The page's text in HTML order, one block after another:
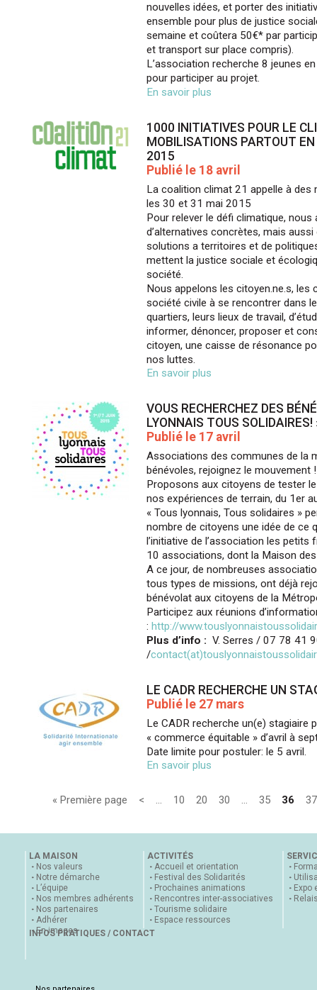
nouvelles idées, et porter des
ensemble pour plus de justice
semaine et coûtera 50€* par
et transport sur place compris).
L’association recherche 8 jeunes
pour participer au projet.
En savoir plus
1000 INITIATIVES POUR LE
MOBILISATIONS PARTOUT
2015
Publié le 18 avril
La coalition climat 21 appelle à
les 30 et 31 mai 2015
Pour relever le défi climatique, nous
d’alternatives concrètes, mais aussi
solutions a territoires et de
mettent la justice sociale et
société.
Nous appelons les citoyen.ne.s,
société civile à se rencontrer dans
quartiers, leurs lieux de travail,
informer, dénoncer, proposer et
citoyen, une caisse de résonance
nos luttes.
En savoir plus
VOUS RECHERCHEZ DES
LYONNAIS TOUS SOLIDAIRES!
Publié le 17 avril
Associations des communes de la
bénévoles, rejoignez le mouvement !
Proposons aux citoyens de tester
nos expériences de terrain, du 1er
« Tous lyonnais, Tous solidaires »
nombre de citoyens une idée de ce
l’initiative de l’association les
10 associations, dont la Maison
A ce jour, de nombreuses
tous types de missions, ont déjà
bénévolat aux citoyens de la
Participez aux réunions
: http://
Plus d’info : V. Serres / 07 78 41
/
LE CADR RECHERCHE UN
Publié le 27 mars
Le CADR recherche un(e) stagiaire
« commerce équitable » d’avril à
Date limite pour postuler: le 5 avril.
En savoir plus
« Première page < … 10 20 30 … 35 36 37
LA MAISON
Nos valeurs
Notre démarche
L’équipe
Nos membres adhérents
Nos partenaires
Adhérer
En images
ACTIVITÉS
Accueil et orientation
Festival des Solidarités
Prochaines animations
Rencontres inter-associatives
Tourisme solidaire
Espace ressources
Expo
INFOS PRATIQUES / CONTACT